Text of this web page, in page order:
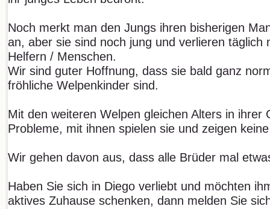
Noch merkt man den Jungs ihren bisherigen
an, aber sie sind noch jung und verlieren täglich
Helfern / Menschen.
Wir sind guter Hoffnung, dass sie bald ganz
fröhliche Welpenkinder sind.
Mit den weiteren Welpen gleichen Alters in ihrer
Probleme, mit ihnen spielen sie und zeigen
Wir gehen davon aus, dass alle Brüder mal
Haben Sie sich in Diego verliebt und möchten
aktives Zuhause schenken, dann melden Sie